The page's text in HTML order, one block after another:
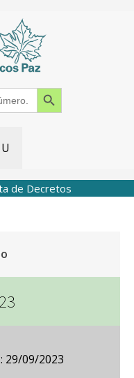
Search Button
de Decretos
29/09/2023